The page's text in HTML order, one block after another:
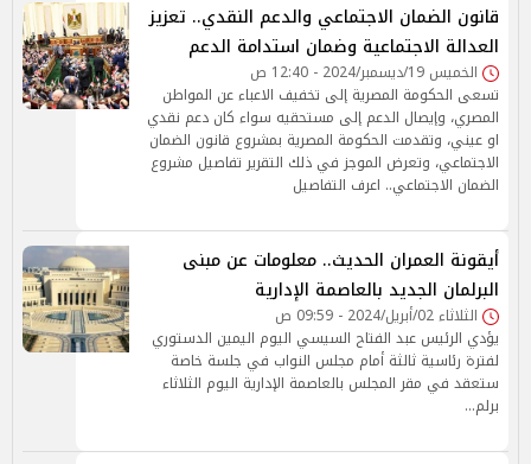
قانون الضمان الاجتماعي والدعم النقدي.. تعزيز
العدالة الاجتماعية وضمان استدامة الدعم
الخميس 19/ديسمبر/2024 - 12:40 ص
تسعى الحكومة المصرية إلى تخفيف الاعباء عن المواطن
المصري، وإيصال الدعم إلى مستحقيه سواء كان دعم نقدي
او عيني، وتقدمت الحكومة المصرية بمشروع قانون الضمان
الاجتماعي، وتعرض الموجز في ذلك التقرير تفاصيل مشروع
الضمان الاجتماعي.. اعرف التفاصيل
أيقونة العمران الحديث.. معلومات عن مبنى
البرلمان الجديد بالعاصمة الإدارية
الثلاثاء 02/أبريل/2024 - 09:59 ص
يؤدي الرئيس عبد الفتاح السيسي اليوم اليمين الدستوري
لفترة رئاسية ثالثة أمام مجلس النواب في جلسة خاصة
ستعقد في مقر المجلس بالعاصمة الإدارية اليوم الثلاثاء
برلم…